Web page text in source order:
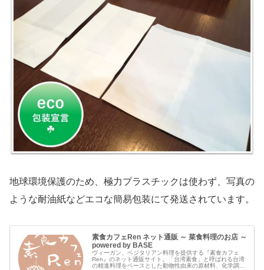
地球環境保護のため、極力プラスチックは使わず、写真の
ような耐油紙などエコな簡易包装にて発送されています。
素食カフェRen ネット通販 ～ 菜食料理のお店 ～
powered by BASE
ヴィーガン、ベジタリアン料理を提供する『素食カフェ
Ren』のネット通販サイト。「台湾素食」と呼ばれる台湾
の精進料理をベースとした動物性由来の原材料、化学調味